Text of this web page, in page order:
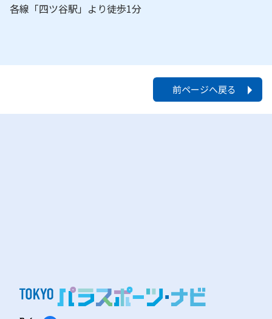
各線「四ツ谷駅」より徒歩1分
前ページへ戻る